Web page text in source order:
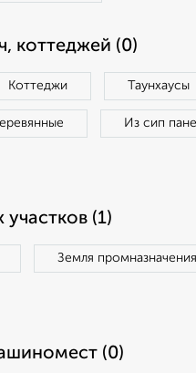
коттеджей (0)
Коттеджи Таунхаусы
Из сип
(1)
Земля промназначения
(0)